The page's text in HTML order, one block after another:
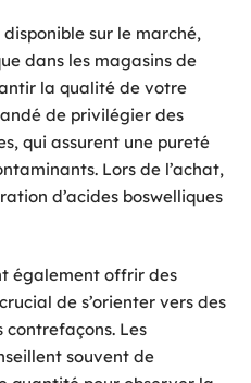
sur le marché,
dans les magasins de
la qualité de votre
de privilégier des
qui assurent une pureté
Lors de l’achat,
d’acides boswelliques
également offrir des
de s’orienter vers des
contrefaçons. Les
souvent de